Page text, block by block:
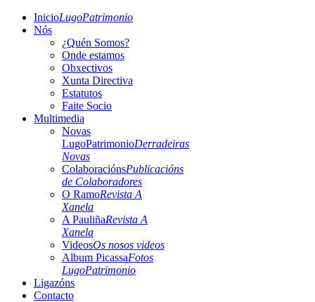
InicioLugoPatrimonio
Nós
¿Quén Somos?
Onde estamos
Obxectivos
Xunta Directiva
Estatutos
Faite Socio
Multimedia
Novas
LugoPatrimonioDerradeiras
Novas
ColaboraciónsPublicacións
de Colaboradores
O RamoRevista A
Xanela
A PauliñaRevista A
Xanela
VideosOs nosos videos
Album PicassaFotos
LugoPatrimonio
Ligazóns
Contacto